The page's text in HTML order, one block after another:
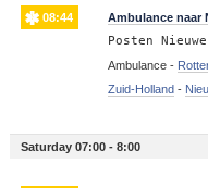
08:44 Ambulance naar
Posten
Ambulance -
Zuid-Holland-
Saturday 07:00 - 8:00